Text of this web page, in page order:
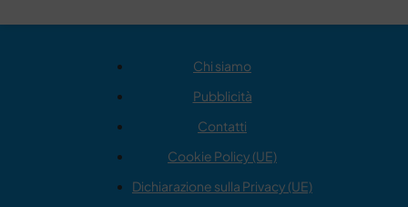
Chi siamo
Pubblicità
Contatti
Cookie Policy (UE)
Dichiarazione sulla Privacy (UE)